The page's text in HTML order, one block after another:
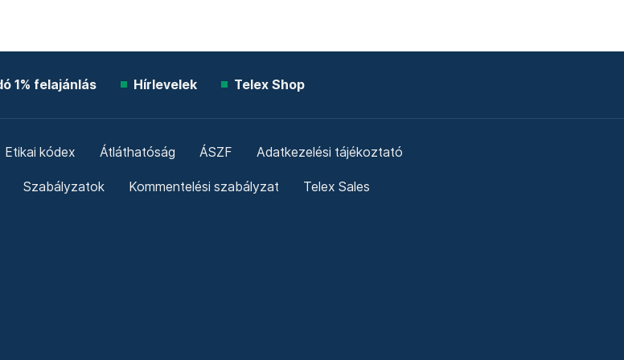
1% felajánlás Hírlevelek Telex Shop
Etikai kódex Átláthatóság ÁSZF Adatkezelési tájékoztató
Szabályzatok Kommentelési szabályzat Telex Sales